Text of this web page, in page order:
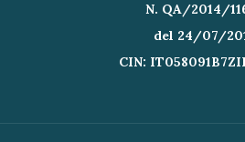
N. QA/2014/
del 24/07/
CIN: